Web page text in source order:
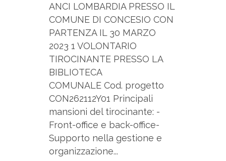
ANCI LOMBARDIA PRESSO IL
COMUNE DI CONCESIO CON
PARTENZA IL 30 MARZO
2023 1 VOLONTARIO
TIROCINANTE PRESSO LA
BIBLIOTECA
COMUNALE Cod. progetto
CON262112Y01 Principali
mansioni del tirocinante: -
Front-office e back-office-
Supporto nella gestione e
organizzazione...